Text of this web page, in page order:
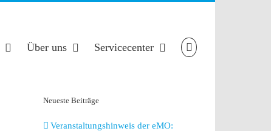
Über uns Servicecenter
Neueste Beiträge
Veranstaltungshinweis der eMO: